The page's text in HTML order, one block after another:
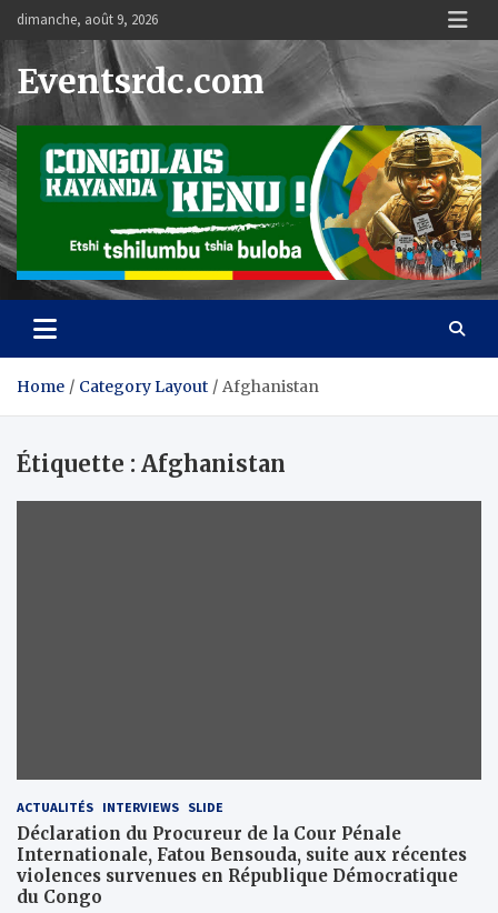
Skip
content
dimanche, août 9, 2026
Eventsrdc.com
Home Category Layout Afghanistan
Étiquette : Afghanistan
ACTUALITÉS INTERVIEWS SLIDE
Déclaration du Procureur de la Cour Pénale
Internationale, Fatou Bensouda, suite aux récentes
violences survenues en République Démocratique
du Congo